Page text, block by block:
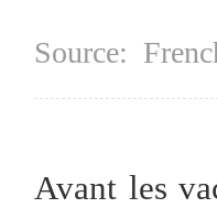
Source:
Avant les